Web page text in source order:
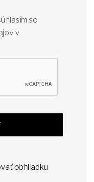
so
v
obhliadku